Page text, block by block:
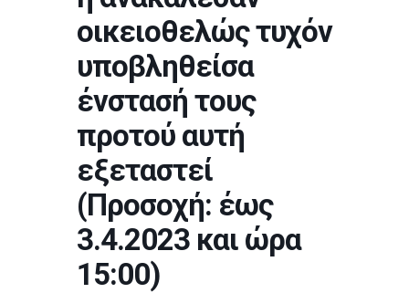
οικειοθελώς τυχόν
υποβληθείσα
ένστασή τους
προτού αυτή
εξεταστεί
(Προσοχή: έως
3.4.2023 και ώρα
15:00)